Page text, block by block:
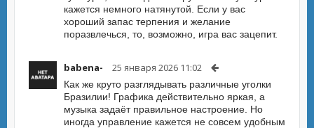
кажется немного натянутой. Если у вас
хороший запас терпения и желание
поразвлечься, то, возможно, игра вас зацепит.
babena- 25 января 2026 11:02
Как же круто разглядывать различные уголки
Бразилии! Графика действительно яркая, а
музыка задаёт правильное настроение. Но
иногда управление кажется не совсем удобным